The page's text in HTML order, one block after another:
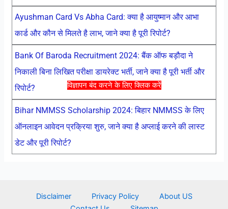
विज्ञापन बंद करने के लिए क्लिक करें
Ayushman Card Vs Abha Card: क्या है आयुष्मान और आभा
कार्ड और कौन से मिलते है लाभ, जाने क्या है पूरी रिपोर्ट?
Bank Of Baroda Recruitment 2024: बैंक ऑफ बड़ौदा ने
निकाली बिना लिखित परीक्षा डायरेक्ट भर्ती, जाने क्या है पूरी भर्ती और
रिपोर्ट?
Bihar NMMSS Scholarship 2024: बिहार NMMSS के लिए
ऑनलाइन आवेदन प्रक्रिया शुरु, जाने क्या है अप्लाई करने की लास्ट
डेट और पूरी रिपोर्ट?
Disclaimer Privacy Policy
About US